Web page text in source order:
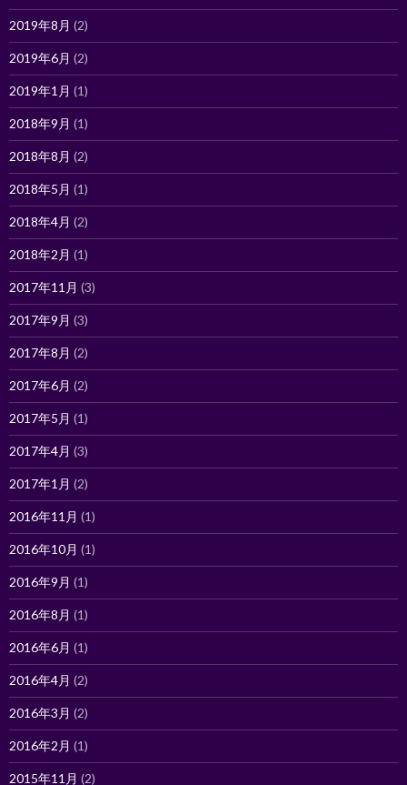
2019年8月 (2)
2019年6月 (2)
2019年1月 (1)
2018年9月 (1)
2018年8月 (2)
2018年5月 (1)
2018年4月 (2)
2018年2月 (1)
2017年11月 (3)
2017年9月 (3)
2017年8月 (2)
2017年6月 (2)
2017年5月 (1)
2017年4月 (3)
2017年1月 (2)
2016年11月 (1)
2016年10月 (1)
2016年9月 (1)
2016年8月 (1)
2016年6月 (1)
2016年4月 (2)
2016年3月 (2)
2016年2月 (1)
2015年11月 (2)